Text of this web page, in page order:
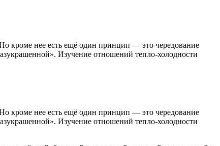
кроме нее есть ещё один принцип — это чередование
Изучение отношений тепло-холодности
кроме нее есть ещё один принцип — это чередование
Изучение отношений тепло-холодности